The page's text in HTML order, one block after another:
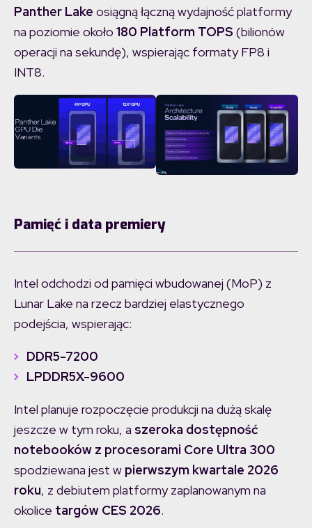
Panther Lake osiągną łączną wydajność platformy
na poziomie około 180 Platform TOPS (bilionów
operacji na sekundę), wspierając formaty FP8 i
INT8.
Pamięć i data premiery
Intel odchodzi od pamięci wbudowanej (MoP) z
Lunar Lake na rzecz bardziej elastycznego
podejścia, wspierając:
DDR5-7200
LPDDR5X-9600
Intel planuje rozpoczęcie produkcji na dużą skalę
jeszcze w tym roku, a szeroka dostępność
notebooków z procesorami Core Ultra 300
spodziewana jest w pierwszym kwartale 2026
roku, z debiutem platformy zaplanowanym na
okolice targów CES 2026.